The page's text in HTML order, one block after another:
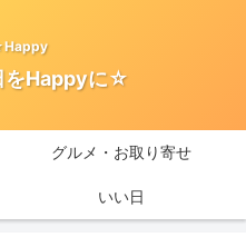
をHappyに☆
グルメ・お取り寄せ
いい日